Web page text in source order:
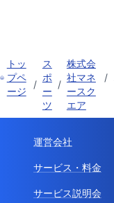
トッ
プペ
ージ
/
ス
ポ
ー
ツ
/
株式会
社マネ
ースク
エア
/
運営会社
サービス・料金
サービス説明会